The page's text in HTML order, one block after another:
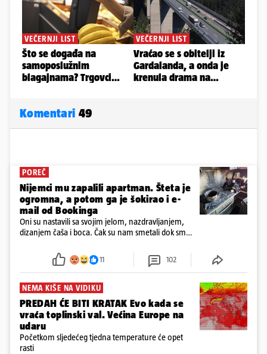
Komentari 49
POREČ
Nijemci mu zapalili apartman. Šteta je
ogromna, a potom ga je šokirao i e-
mail od Bookinga
Oni su nastavili sa svojim jelom, nazdravljanjem,
dizanjem čaša i boca. Čak su nam smetali dok smo
požar, rekao je vlasnik
11 102
NEMA KIŠE NA VIDIKU
PREDAH ĆE BITI KRATAK Evo kada se
vraća toplinski val. Većina Europe na
udaru
Početkom sljedećeg tjedna temperature će opet
rasti